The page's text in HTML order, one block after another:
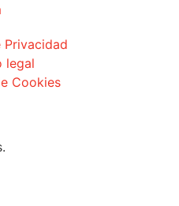
Privacidad
legal
Cookies